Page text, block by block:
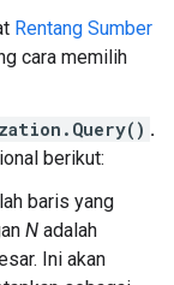
Rentang Sumber
cara memilih
.
berikut:
baris yang
N adalah
Ini akan